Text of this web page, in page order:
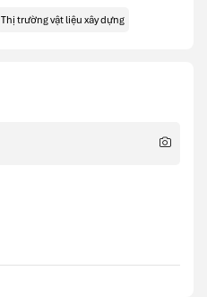
Thị trường vật liệu xây dựng